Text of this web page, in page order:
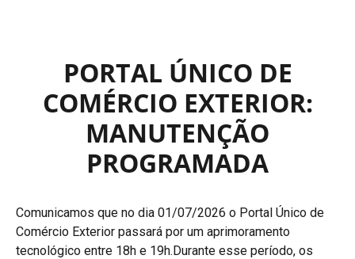
PORTAL ÚNICO DE
COMÉRCIO EXTERIOR:
MANUTENÇÃO
PROGRAMADA
Comunicamos que no dia 01/07/2026 o Portal Único de
Comércio Exterior passará por um aprimoramento
tecnológico entre 18h e 19h.Durante esse período, os